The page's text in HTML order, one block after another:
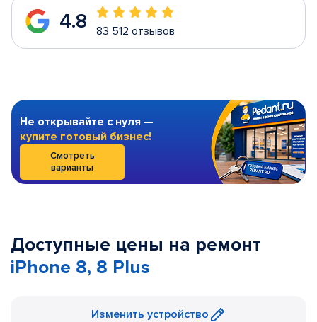
4.8 83 512 отзывов
Не открывайте с нуля —
купите готовый бизнес!
Смотреть
варианты
Доступные цены на ремонт
iPhone 8, 8 Plus
Изменить устройство